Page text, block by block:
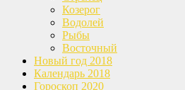
Козерог
Водолей
Рыбы
Восточный
Новый год 2018
Календарь 2018
Гороскоп 2020